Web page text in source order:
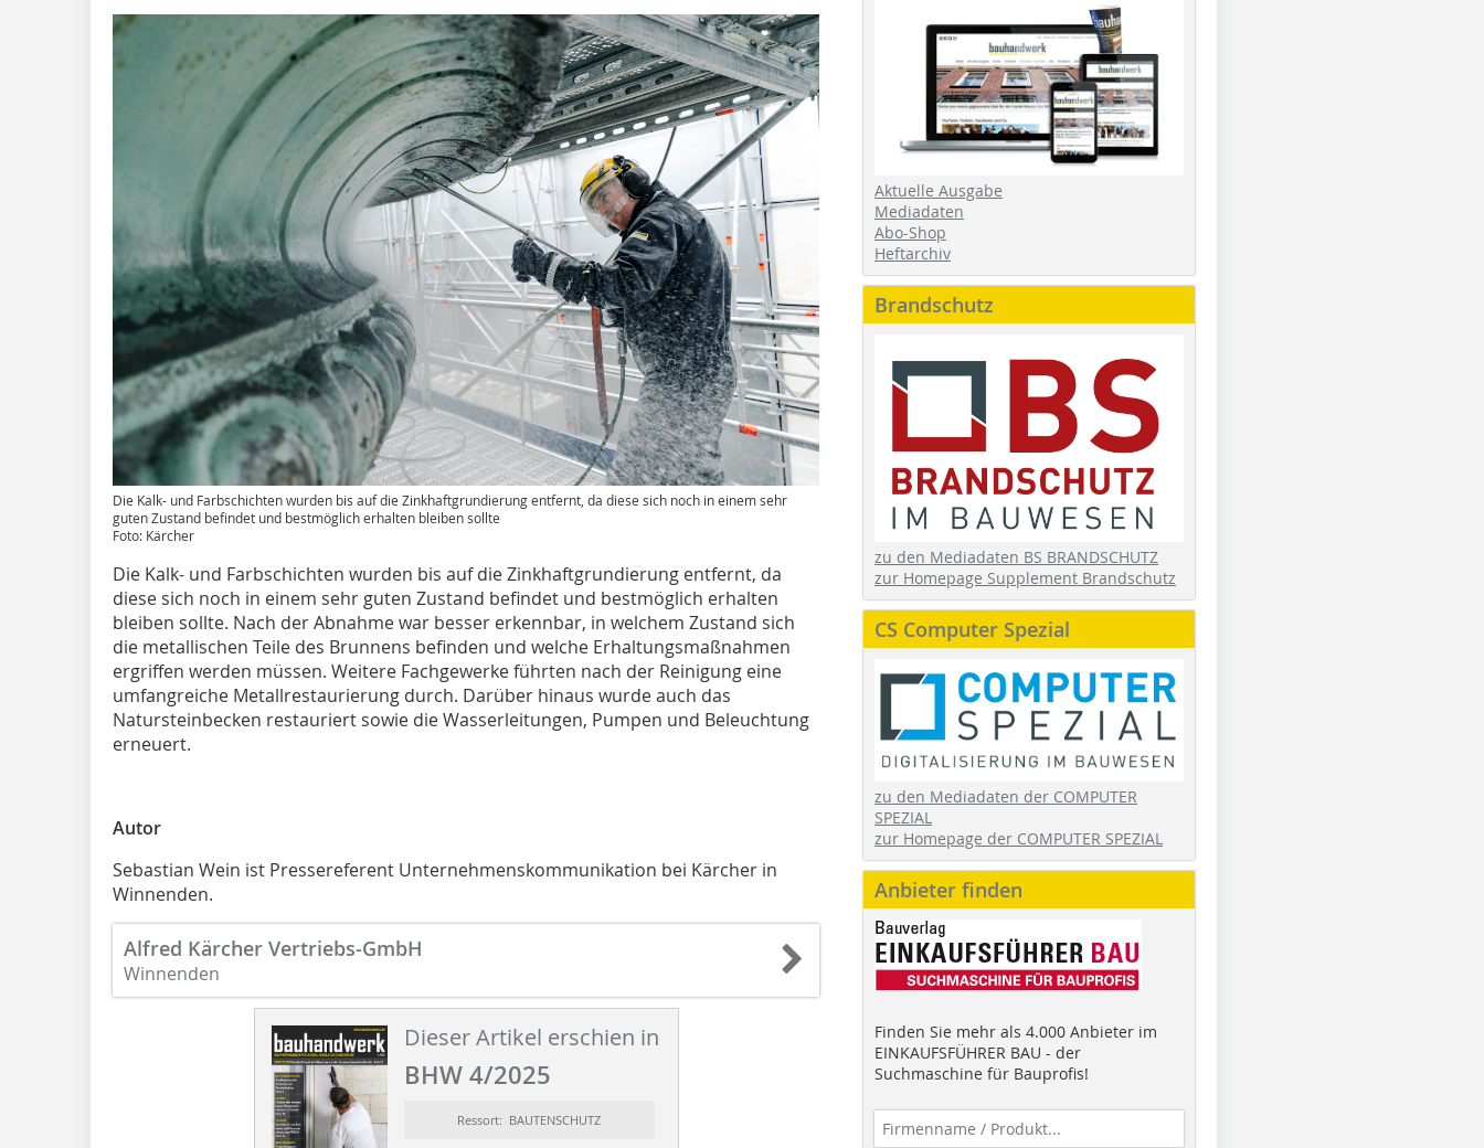
Die Kalk- und Farbschichten wurden bis auf die Zinkhaftgrundierung entfernt, da diese sich noch in einem sehr
guten Zustand befindet und bestmöglich erhalten bleiben sollte
Foto: Kärcher
Die Kalk- und Farbschichten wurden bis auf die Zinkhaftgrundierung entfernt, da
diese sich noch in einem sehr guten Zustand befindet und bestmöglich erhalten
bleiben sollte. Nach der Abnahme war besser erkennbar, in welchem Zustand sich
die metallischen Teile des Brunnens befinden und welche Erhaltungs­maßnahmen
ergriffen werden müssen. Weitere Fachgewerke führten nach der Reinigung eine
umfangreiche Metallrestaurierung durch. Darüber hinaus wurde auch das
Natursteinbecken restauriert sowie die Wasserleitungen, Pumpen und Beleuchtung
erneuert.
Autor
Sebastian Wein ist Pressereferent Unternehmenskommunikation bei Kärcher in
Winnenden.
Alfred Kärcher Vertriebs-GmbH
Winnenden
Dieser Artikel erschien in
BHW 4/2025
Ressort: BAUTENSCHUTZ
Aktuelle Ausgabe
Mediadaten
Abo-Shop
Heftarchiv
Brandschutz
zu den Mediadaten BS BRANDSCHUTZ
zur Homepage Supplement Brandschutz
CS Computer Spezial
zu den Mediadaten der COMPUTER
SPEZIAL
zur Homepage der COMPUTER SPEZIAL
Anbieter finden
Finden Sie mehr als 4.000 Anbieter im
EINKAUFSFÜHRER BAU - der
Suchmaschine für Bauprofis!